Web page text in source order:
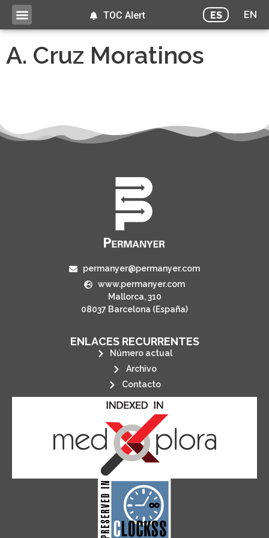
ES EN
TOC Alert
A. Cruz Moratinos
permanyer@permanyer.com
www.permanyer.com
Mallorca, 310
08037 Barcelona (España)
ENLACES RECURRENTES
Número actual
Archivo
Contacto
CLOCKSS is a dak archive that
ensures the long-term survival
of web-based scholary
publications, governed by and for
its stakeholders.